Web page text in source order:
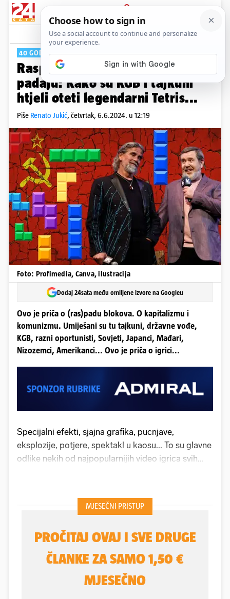
PRIJAVA
Tech Komentari
40 GODINA TETRISA PLUS+
Raspad blokova i blokovi koji
padaju: Kako su KGB i tajkuni
htjeli oteti legendarni Tetris...
Piše Renato Jukić, četvrtak, 6.6.2024. u 12:19
Foto: Profimedia, Canva, ilustracija
Dodaj 24sata među omiljene izvore na Googleu
Ovo je priča o (ras)padu blokova. O kapitalizmu i
komunizmu. Umiješani su tu tajkuni, državne vođe,
KGB, razni oportunisti, Sovjeti, Japanci, Mađari,
Nizozemci, Amerikanci... Ovo je priča o igrici...
Specijalni efekti, sjajna grafika, pucnjave,
eksplozije, potjere, spektakl u kaosu... To su glavne
odlike nekih od najpopularnijih video igrica svih
gorenavedenog. I nema za tim potrebe.
Jednostavna, a u istu ruku zahtjevna igrica, nastala
roku proširila po cijelom SSSR-u. Kasnije i po
SAD-u, Aziji, Europi... Uz puno problema. Bilo je to
u doba reforme Perestrojka, kad biznis, tj. vanjska
trgovina, sa SSSR-om nije bila do kraja definirana.